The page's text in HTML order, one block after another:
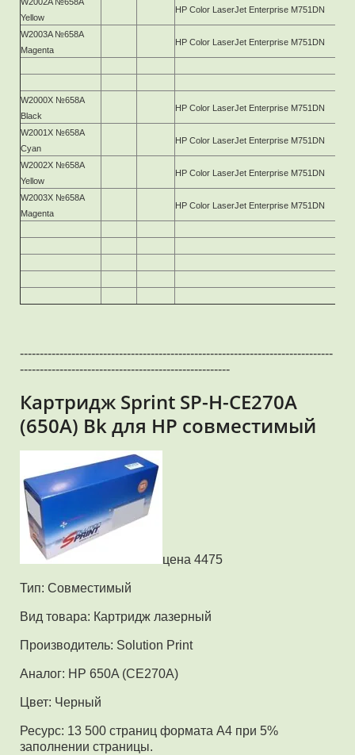
Yellow
HP Color LaserJet Enterprise M751DN
W2003A №658A
Magenta
HP Color LaserJet Enterprise M751DN
W2000X №658A
Black
HP Color LaserJet Enterprise M751DN
W2001X №658A
Cyan
HP Color LaserJet Enterprise M751DN
W2002X №658A
Yellow
HP Color LaserJet Enterprise M751DN
W2003X №658A
Magenta
HP Color LaserJet Enterprise M751DN
-------------------------------------------------------------------------------
-----------------------------------------------------
Картридж Sprint SP-H-CE270A
(650A) Bk для HP совместимый
цена 4475
Тип: Совместимый
Вид товара: Картридж лазерный
Производитель: Solution Print
Аналог: HP 650A (CE270A)
Цвет: Черный
Ресурс: 13 500 страниц формата А4 при 5%
заполнении страницы.